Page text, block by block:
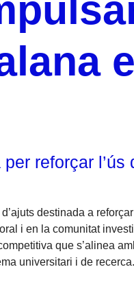
reforçar l’ús
destinada a
i en la comunitat
que s’alinea
universitari i de recerca.